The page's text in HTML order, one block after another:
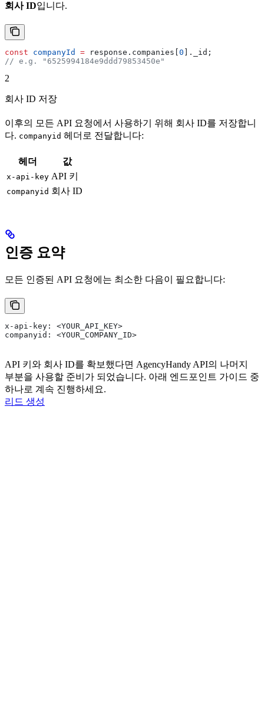
회사 ID입니다.
const companyId = response . companies 0 ]. _id ;
// e.g. "6525994184e9ddd79853450e"
2
회사 ID 저장
이후의 모든 API 요청에서 사용하기 위해 회사 ID를 저장합니
다. companyid 헤더로 전달합니다:
헤더 값
x-api-key API 키
companyid 회사 ID
인증 요약
모든 인증된 API 요청에는 최소한 다음이 필요합니다:
x-api-key: <YOUR_API_KEY>
companyid: <YOUR_COMPANY_ID>
API 키와 회사 ID를 확보했다면 AgencyHandy API의 나머지
부분을 사용할 준비가 되었습니다. 아래 엔드포인트 가이드 중
하나로 계속 진행하세요.
리드 생성